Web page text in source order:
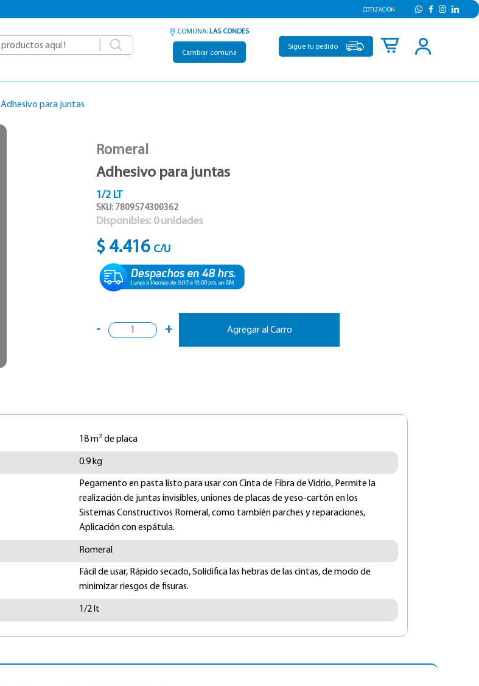
COTIZACIÓN
COMUNA: LAS CONDES
Cambiar comuna
Sigue tu pedido
Adhesivo para juntas
Romeral
Adhesivo para juntas
1/2 LT
SKU: 7809574300362
Disponibles: 0 unidades
$ 4.416 C/U
- + Agregar al Carro
18 m² de placa
0.9 kg
Pegamento en pasta listo para usar con Cinta de Fibra de Vidrio, Permite la
realización de juntas invisibles, uniones de placas de yeso-cartón en los
Sistemas Constructivos Romeral, como también parches y reparaciones,
Aplicación con espátula.
Romeral
Fácil de usar, Rápido secado, Solidifica las hebras de las cintas, de modo de
minimizar riesgos de fisuras.
1/2 lt